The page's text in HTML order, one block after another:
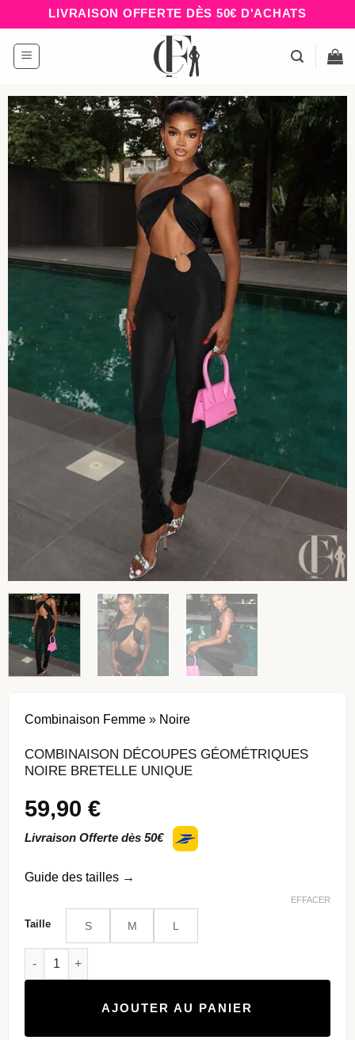
au
contenu
LIVRAISON OFFERTE DÈS 50€ D'ACHATS
Combinaison Femme » Noire
COMBINAISON DÉCOUPES GÉOMÉTRIQUES
NOIRE BRETELLE UNIQUE
59,90€
Livraison Offerte dès 50€
Guide des tailles →
Taille S M L
EFFACER
quantité de Combinaison découpes géométriques noire
AJOUTER AU PANIER